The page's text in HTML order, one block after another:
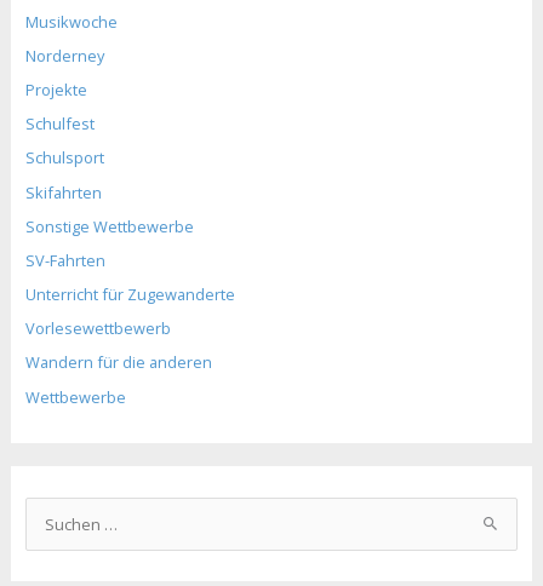
Musikwoche
Norderney
Projekte
Schulfest
Schulsport
Skifahrten
Sonstige Wettbewerbe
SV-Fahrten
Unterricht für Zugewanderte
Vorlesewettbewerb
Wandern für die anderen
Wettbewerbe
u